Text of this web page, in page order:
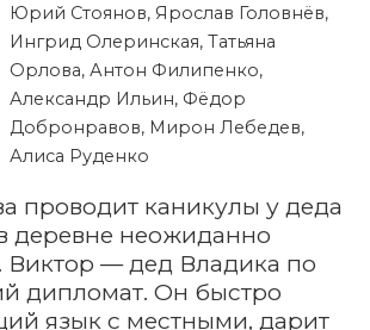
Юрий Стоянов, Ярослав Головнёв,
Ингрид Олеринская, Татьяна
Орлова, Антон Филипенко,
Александр Ильин, Фёдор
Добронравов, Мирон Лебедев,
Алиса Руденко
проводит каникулы у деда
деревне неожиданно
Виктор — дед Владика по
дипломат. Он быстро
язык с местными, дарит